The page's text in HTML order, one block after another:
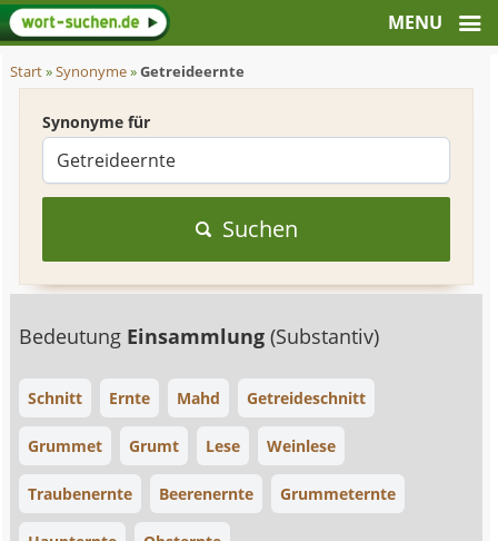
Start»Synonyme»Getreideernte
Synonyme für
Suchen
Bedeutung Einsammlung(Substantiv)
Schnitt Ernte Mahd Getreideschnitt
Grummet Grumt Lese Weinlese
Traubenernte Beerenernte Grummeternte